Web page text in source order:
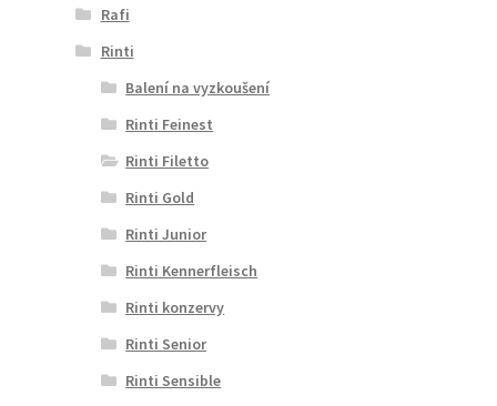
Rafi
Rinti
Balení na vyzkoušení
Rinti Feinest
Rinti Filetto
Rinti Gold
Rinti Junior
Rinti Kennerfleisch
Rinti konzervy
Rinti Senior
Rinti Sensible